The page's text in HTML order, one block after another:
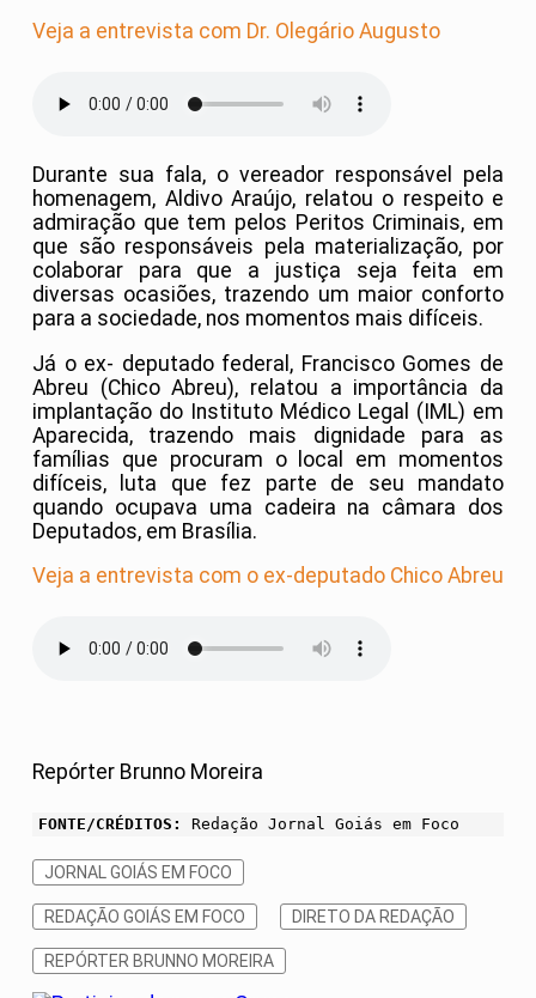
Veja a entrevista com Dr. Olegário Augusto
Durante sua fala, o vereador responsável pela
homenagem, Aldivo Araújo, relatou o respeito e
admiração que tem pelos Peritos Criminais, em
que são responsáveis pela materialização, por
colaborar para que a justiça seja feita em
diversas ocasiões, trazendo um maior conforto
para a sociedade, nos momentos mais difíceis.
Já o ex- deputado federal, Francisco Gomes de
Abreu (Chico Abreu), relatou a importância da
implantação do Instituto Médico Legal (IML) em
Aparecida, trazendo mais dignidade para as
famílias que procuram o local em momentos
difíceis, luta que fez parte de seu mandato
quando ocupava uma cadeira na câmara dos
Deputados, em Brasília.
Veja a entrevista com o ex-deputado Chico Abreu
Repórter Brunno Moreira
FONTE/CRÉDITOS: Redação Jornal Goiás em Foco
JORNAL GOIÁS EM FOCO
REDAÇÃO GOIÁS EM FOCO DIRETO DA REDAÇÃO
REPÓRTER BRUNNO MOREIRA